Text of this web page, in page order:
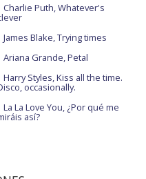
Charlie Puth, Whatever's
James Blake, Trying times
Ariana Grande, Petal
Harry Styles, Kiss all the time.
occasionally.
La La Love You, ¿Por qué me
así?